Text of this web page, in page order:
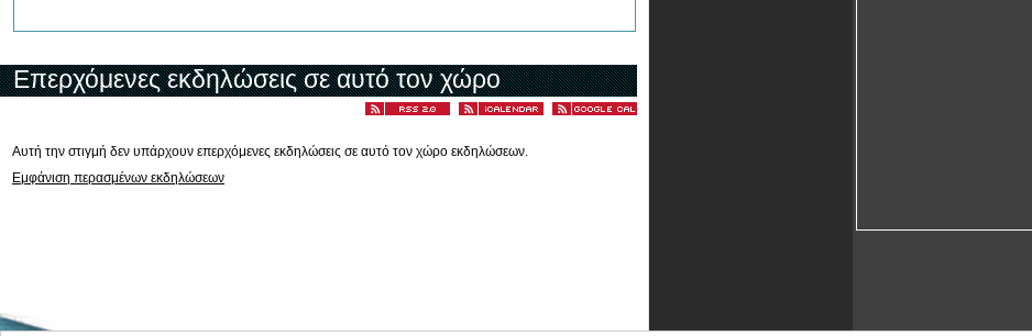
Επερχόμενες εκδηλώσεις σε αυτό τον χώρο
Αυτή την στιγμή δεν υπάρχουν επερχόμενες εκδηλώσεις σε αυτό τον χώρο εκδηλώσεων.
Εμφάνιση περασμένων εκδηλώσεων